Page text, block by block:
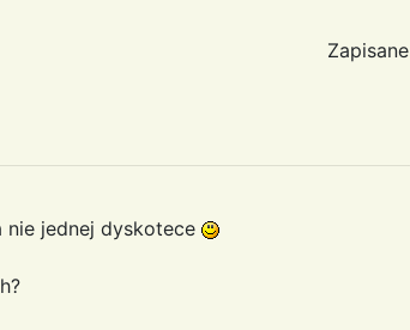
Zapisane
jednej dyskotece